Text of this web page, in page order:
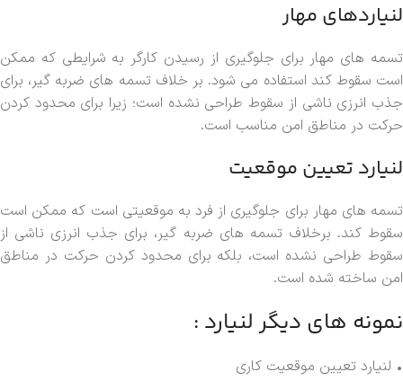
لنیاردهای مهار
تسمه های مهار برای جلوگیری از رسیدن کارگر به شرایطی که ممکن
است سقوط کند استفاده می شود. بر خلاف تسمه های ضربه گیر، برای
جذب انرزی ناشی از سقوط طراحی نشده است؛ زیرا برای محدود کردن
حرکت در مناطق امن مناسب است.
لنیارد تعیین موقعیت
تسمه های مهار برای جلوگیری از فرد به موقعیتی است که ممکن است
سقوط کند. برخلاف تسمه های ضربه گیر، برای جذب انرزی ناشی از
سقوط طراحی نشده است، بلکه برای محدود کردن حرکت در مناطق
امن ساخته شده است.
نمونه های دیگر لنیارد :
• لنیارد تعیین موقعیت کاری